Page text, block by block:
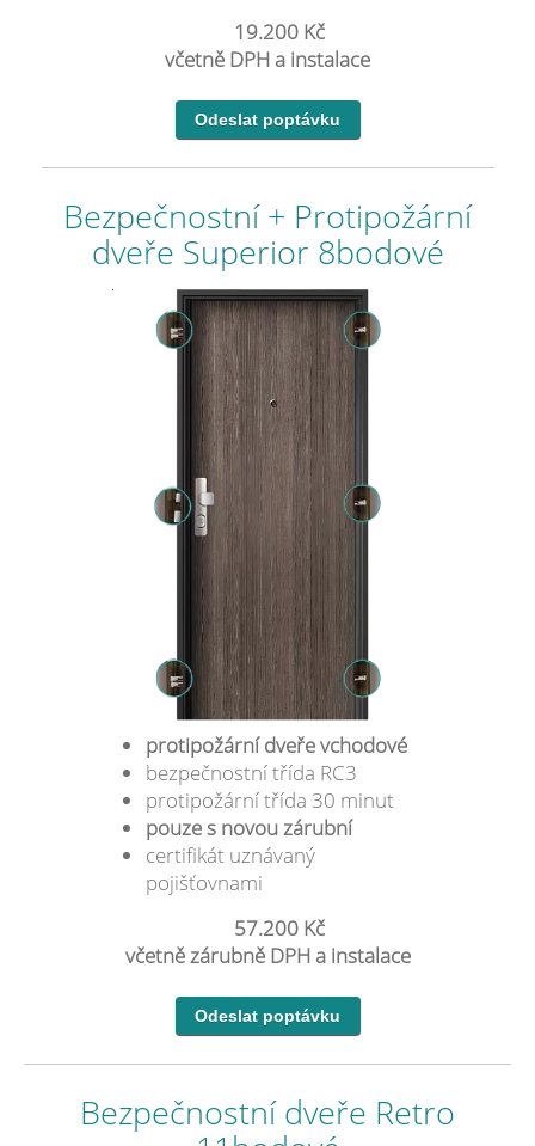
19.200 Kč
včetně DPH a instalace
Bezpečnostní + Protipožární
dveře Superior 8bodové
protipožární dveře vchodové
bezpečnostní třída RC3
protipožární třída 30 minut
pouze s novou zárubní
certifikát uznávaný
pojišťovnami
57.200 Kč
včetně zárubně DPH a instalace
Bezpečnostní dveře Retro